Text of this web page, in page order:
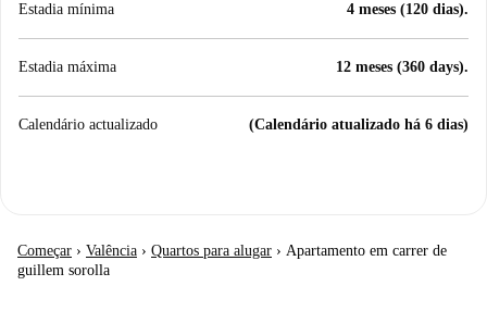
Estadia mínima 4 meses (120 dias).
Estadia máxima 12 meses (360 days).
Calendário actualizado (Calendário atualizado há 6 dias)
Começar › Valência › Quartos para alugar › Apartamento em carrer de
guillem sorolla